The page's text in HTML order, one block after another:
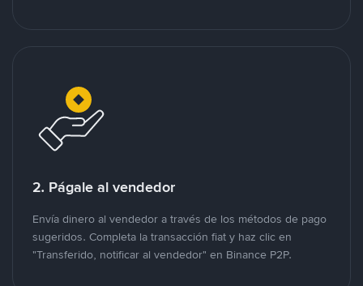
2. Págale al vendedor
Envía dinero al vendedor a través de los métodos de pago
sugeridos. Completa la transacción fiat y haz clic en
"Transferido, notificar al vendedor" en Binance P2P.